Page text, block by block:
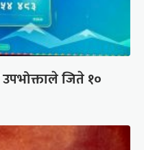
जिते १०